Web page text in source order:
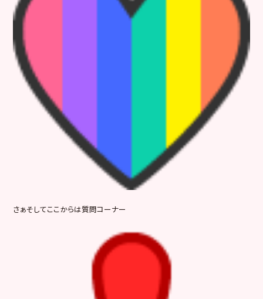
さぁそしてここからは質問コーナー